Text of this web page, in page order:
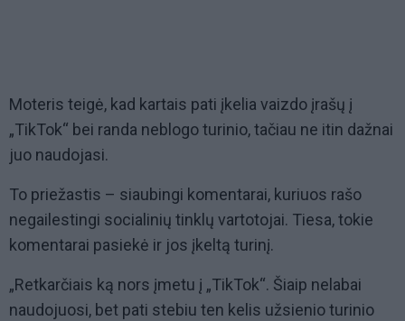
Moteris teigė, kad kartais pati įkelia vaizdo įrašų į
„TikTok“ bei randa neblogo turinio, tačiau ne itin dažnai
juo naudojasi.
To priežastis – siaubingi komentarai, kuriuos rašo
negailestingi socialinių tinklų vartotojai. Tiesa, tokie
komentarai pasiekė ir jos įkeltą turinį.
„Retkarčiais ką nors įmetu į „TikTok“. Šiaip nelabai
naudojuosi, bet pati stebiu ten kelis užsienio turinio